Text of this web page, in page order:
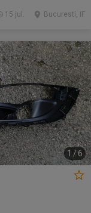
Bucuresti, IF
15 jul.
1 /6